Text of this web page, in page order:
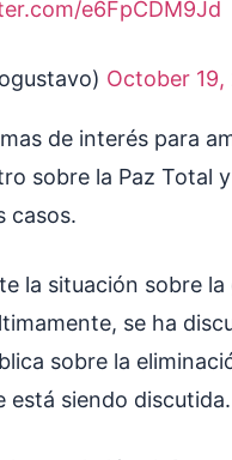
e6FpCDM9Jd
October 19,
de interés para
sobre la Paz Total
casos.
la situación sobre
se ha
sobre la
está siendo discutida.